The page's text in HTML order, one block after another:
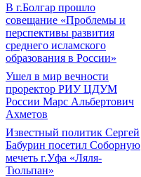
В г.Болгар прошло
совещание «Проблемы и
перспективы развития
среднего исламского
образования в России»
Ушел в мир вечности
проректор РИУ ЦДУМ
России Марс Альбертович
Ахметов
Известный политик Сергей
Бабурин посетил Соборную
мечеть г.Уфа «Ляля-
Тюльпан»